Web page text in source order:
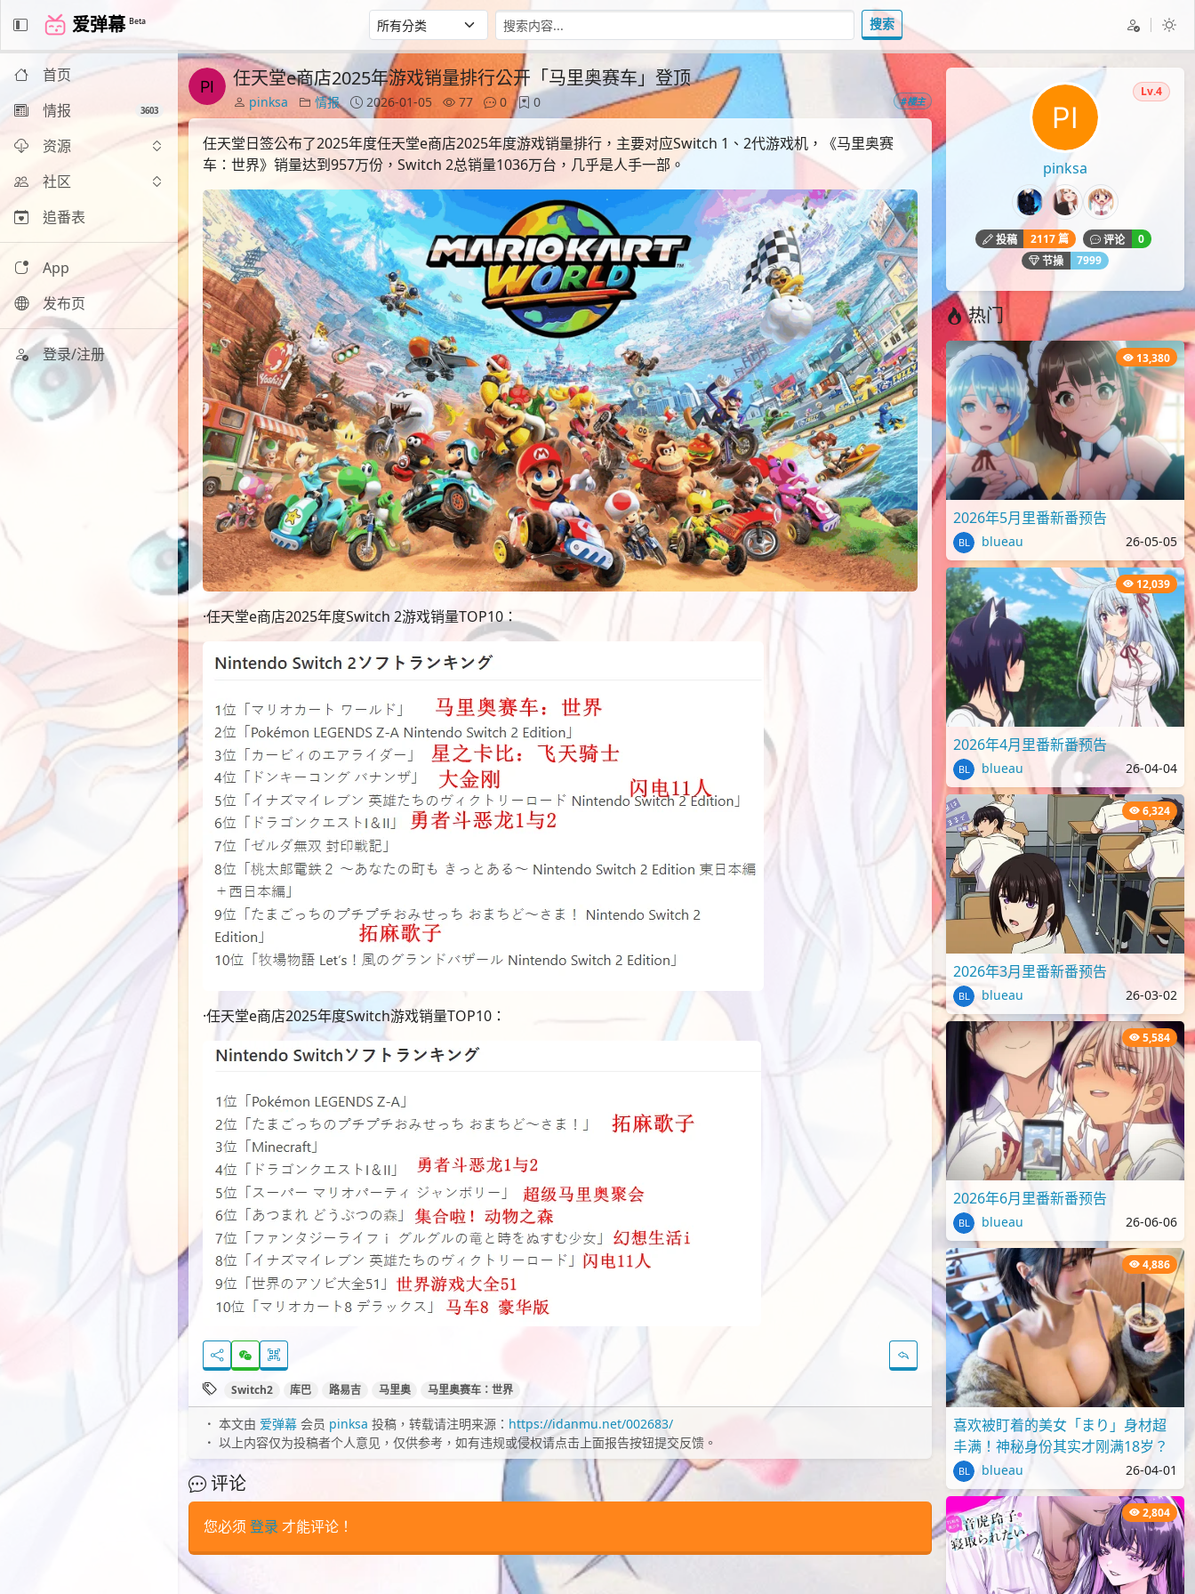
爱弹幕 Beta 搜索
首页
情报
3603
资源
社区
追番表
App
发布页
登录/注册
任天堂e商店2025年游戏销量排行公开「马里奥赛车」登顶
pinksa 情报 2026-01-05 77 0 0 #楼主
任天堂日签公布了2025年度任天堂e商店2025年度游戏销量排行，主要对应Switch 1、2代游戏机，《马里奥赛
车：世界》销量达到957万份，Switch 2总销量1036万台，几乎是人手一部。
·任天堂e商店2025年度Switch 2游戏销量TOP10：
·任天堂e商店2025年度Switch游戏销量TOP10：
Switch2 库巴 路易吉 马里奥 马里奥赛车：世界
本文由 爱弹幕 会员 pinksa 投稿，转载请注明来源： https://idanmu.net/002683/
以上内容仅为投稿者个人意见，仅供参考，如有违规或侵权请点击上面报告按钮提交反馈。
评论
您必须登录 才能评论！
pinksa
Lv.4
投稿 2117 篇 评论
0
节操
7999
热门
13,380
2026年5月里番新番预告
blueau 26-05-05
12,039
2026年4月里番新番预告
blueau 26-04-04
6,324
2026年3月里番新番预告
blueau 26-03-02
5,584
2026年6月里番新番预告
blueau 26-06-06
4,886
喜欢被盯着的美女「まり」身材超
丰满！神秘身份其实才刚满18岁？
blueau 26-04-01
2,804